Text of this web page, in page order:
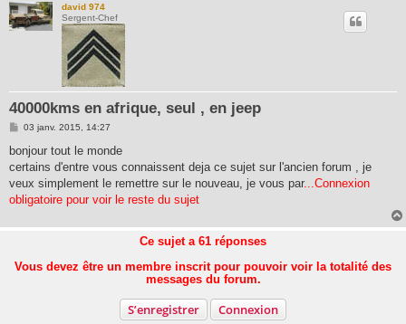
david 974
Sergent-Chef
40000kms en afrique, seul , en jeep
M
s
a
g
03 janv. 2015, 14:27
bonjour tout le monde
certains d'entre vous connaissent deja ce sujet sur l'ancien forum , je
veux simplement le remettre sur le nouveau, je vous par...Connexion
obligatoire pour voir le reste du sujet
Ce sujet a 61 réponses
Vous devez être un membre inscrit pour pouvoir voir la totalité des
messages du forum.
S’enregistrer Connexion